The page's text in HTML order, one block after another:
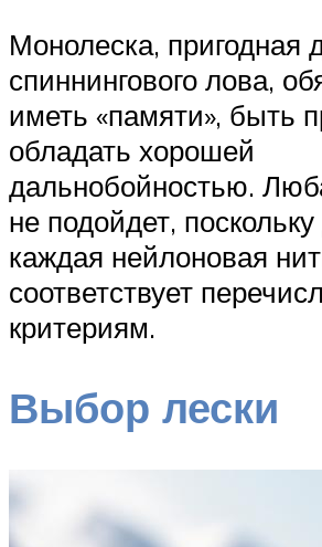
Монолеска, пригодная
спиннингового лова,
иметь «памяти», быть
обладать хорошей
дальнобойностью.
не подойдет,
каждая нейлоновая
соответствует
критериям.
Выбор лески